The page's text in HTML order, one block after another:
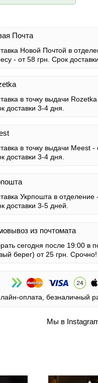
Почта
Новой Почтой в
- от 58 грн. Срок
в точку выдачи
доставки 3-4 дня.
в точку выдачи Meest -
доставки 3-4 дня.
Укрпошта в отделение -
доставки 3-5 дней.
из почтомата
сегодня после 19:00 в
берег) от 25 грн. Срочно!
оплата, безналичный
Мы в